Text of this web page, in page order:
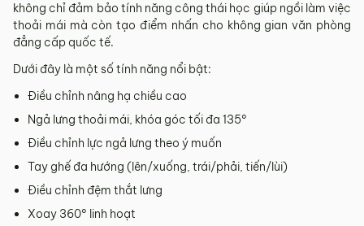
không chỉ đảm bảo tính năng công thái học giúp ngồi làm việc
thoải mái mà còn tạo điểm nhấn cho không gian văn phòng
đẳng cấp quốc tế.
Dưới đây là một số tính năng nổi bật:
Điều chỉnh nâng hạ chiều cao
Ngả lưng thoải mái, khóa góc tối đa 135°
Điều chỉnh lực ngả lưng theo ý muốn
Tay ghế đa hướng (lên/xuống, trái/phải, tiến/lùi)
Điều chỉnh đệm thắt lưng
Xoay 360° linh hoạt